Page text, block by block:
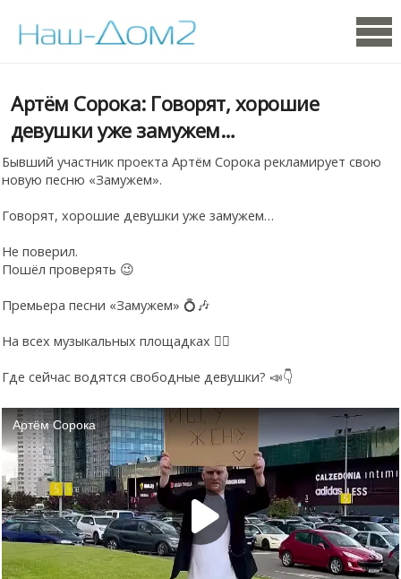
Артём Сорока: Говорят, хорошие
девушки уже замужем…
Бывший участник проекта Артём Сорока рекламирует свою
новую песню «Замужем».
Говорят, хорошие девушки уже замужем…
Не поверил.
Пошёл проверять 😉
Премьера песни «Замужем» 💍🎶
На всех музыкальных площадках ❤️‍🔥
Где сейчас водятся свободные девушки? 📣👇